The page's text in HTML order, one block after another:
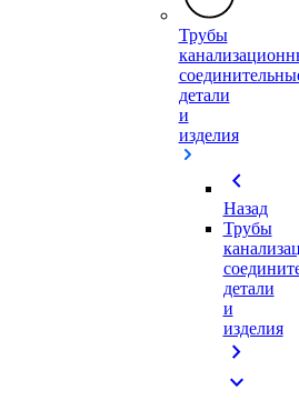
Трубы
детали
и
изделия
chevron_left
Назад
Трубы
детали
и
изделия
chevron_right
expand_more